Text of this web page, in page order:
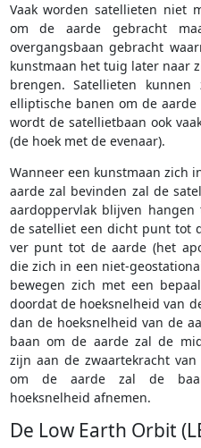
Vaak worden satellieten niet
om de aarde gebracht
overgangsbaan gebracht
kunstmaan het tuig later naar
brengen. Satellieten
elliptische banen om de
wordt de satellietbaan ook
(de hoek met de evenaar).
Wanneer een kunstmaan zich
aarde zal bevinden zal de
aardoppervlak blijven
de satelliet een dicht punt tot
ver punt tot de aarde (het
die zich in een niet-
bewegen zich met een
doordat de hoeksnelheid van
dan de hoeksnelheid van de
baan om de aarde zal de
zijn aan de zwaartekracht
om de aarde zal de
hoeksnelheid afnemen.
De Low Earth Orbit